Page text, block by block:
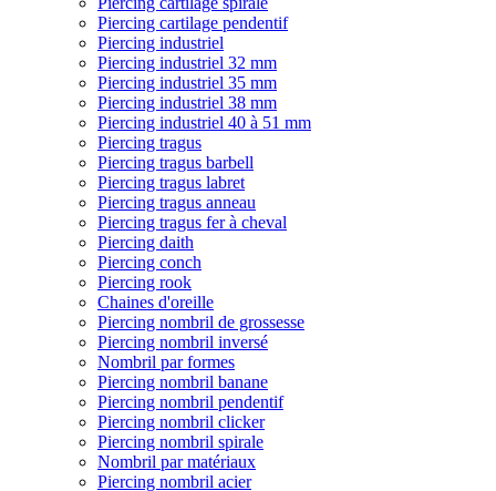
Piercing cartilage pendentif
Piercing industriel
Piercing industriel 32 mm
Piercing industriel 35 mm
Piercing industriel 38 mm
Piercing industriel 40 à 51 mm
Piercing tragus
Piercing tragus barbell
Piercing tragus labret
Piercing tragus anneau
Piercing tragus fer à cheval
Piercing daith
Piercing conch
Piercing rook
Chaines d'oreille
Piercing nombril de grossesse
Piercing nombril inversé
Nombril par formes
Piercing nombril banane
Piercing nombril pendentif
Piercing nombril clicker
Piercing nombril spirale
Nombril par matériaux
Piercing nombril acier